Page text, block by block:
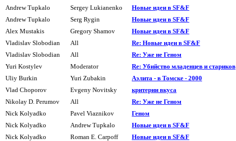
Andrew Tupkalo Sergey Lukianenko Hовые идеи в SF&F
Andrew Tupkalo Serg Rygin Hовые идеи в SF&F
Alex Mustakis Gregory Shamov Hовые идеи в SF&F
Vladislav Slobodian All Re: Новые идеи в SF&F
Vladislav Slobodian All Re: Уже не Геном
Yuri Kostylev Moderator Re: Убийство младенцев и стариков
Uliy Burkin Yuri Zubakin Аэлита - в Томске - 2000
Vlad Choporov Evgeny Novitsky кpитеpии вкуса
Nikolay D. Perumov All Re: Уже не Геном
Nick Kolyadko Pavel Viaznikov Геном
Nick Kolyadko Andrew Tupkalo Hовые идеи в SF&F
Nick Kolyadko Roman E. Carpoff Hовые идеи в SF&F